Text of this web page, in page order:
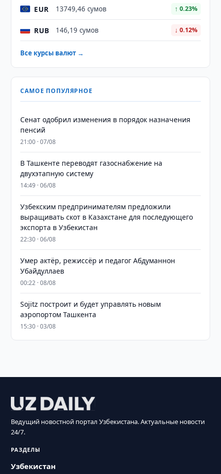
EUR 13749,46 сумов ↑ 0.23%
RUB 146,19 сумов ↓ 0.12%
Все курсы валют →
САМОЕ ПОПУЛЯРНОЕ
Сенат одобрил изменения в порядок назначения
пенсий
21:00 · 07/08
В Ташкенте переводят газоснабжение на
двухэтапную систему
14:49 · 06/08
Узбекским предпринимателям предложили
выращивать скот в Казахстане для последующего
экспорта в Узбекистан
22:30 · 06/08
Умер актёр, режиссёр и педагог Абдуманнон
Убайдуллаев
00:22 · 08/08
Sojitz построит и будет управлять новым
аэропортом Ташкента
15:30 · 03/08
Ведущий новостной портал Узбекистана. Актуальные новости
24/7.
РАЗДЕЛЫ
Узбекистан